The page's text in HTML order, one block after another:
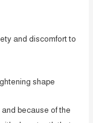
and discomfort to
shape.
because of the